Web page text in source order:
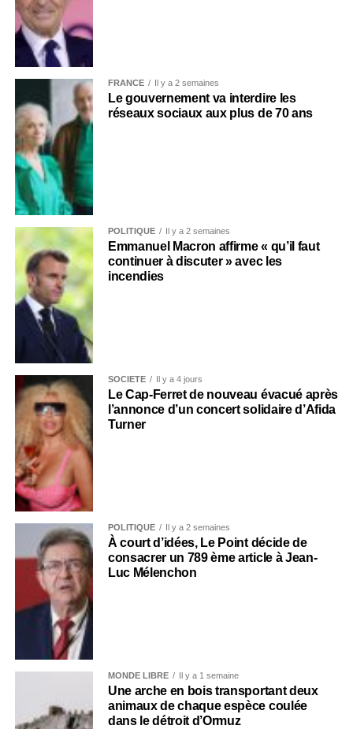
FRANCE Il y a 2 semaines
Le gouvernement va interdire les
réseaux sociaux aux plus de 70 ans
POLITIQUE Il y a 2 semaines
Emmanuel Macron affirme « qu’il faut
continuer à discuter » avec les
incendies
SOCIÉTÉ Il y a 4 jours
Le Cap-Ferret de nouveau évacué après
l’annonce d’un concert solidaire d’Afida
Turner
POLITIQUE Il y a 2 semaines
À court d’idées, Le Point décide de
consacrer un 789 ème article à Jean-
Luc Mélenchon
MONDE LIBRE Il y a 1 semaine
Une arche en bois transportant deux
animaux de chaque espèce coulée
dans le détroit d’Ormuz